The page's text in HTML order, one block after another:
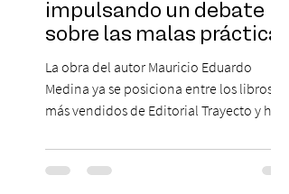
impulsando un debate
sobre las malas prácticas
laborales y el futuro del
trabajo
La obra del autor Mauricio Eduardo
Medina ya se posiciona entre los libros
más vendidos de Editorial Trayecto y ha
para mejorar los procesos de selección
laboral en Chile. En un contexto donde el